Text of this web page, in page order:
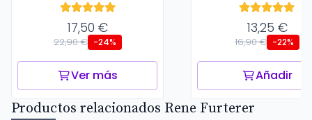
17,50 €
22,90 € -24%
Ver más
13,25 €
16,90 € -22%
Añadir
Productos relacionados Rene Furterer